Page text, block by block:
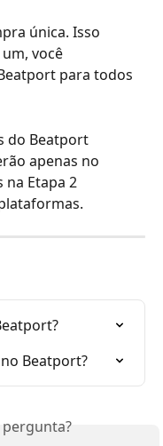
única. Isso
você
para todos
do Beatport
apenas no
na Etapa 2
Beatport?